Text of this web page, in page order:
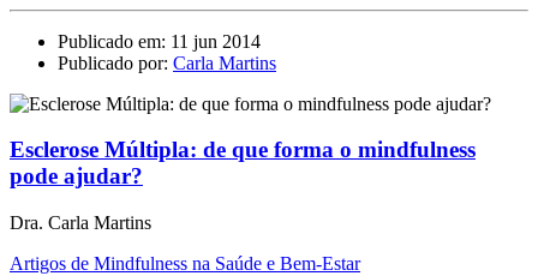
Publicado em: 11 jun 2014
Publicado por: Carla Martins
Esclerose Múltipla: de que forma o mindfulness
pode ajudar?
Dra. Carla Martins
Artigos de Mindfulness na Saúde e Bem-Estar